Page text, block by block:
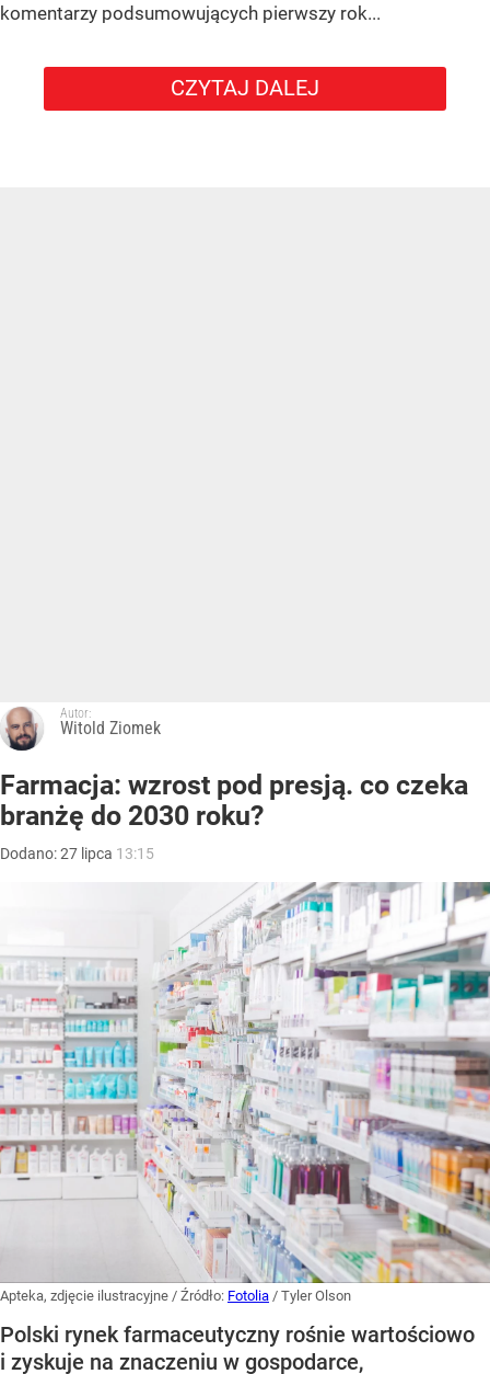
komentarzy podsumowujących pierwszy rok...
CZYTAJ DALEJ
Autor:
Witold Ziomek
Farmacja: wzrost pod presją. co czeka
branżę do 2030 roku?
Dodano:27 lipca 13:15
Apteka, zdjęcie ilustracyjne / Źródło: Fotolia / Tyler Olson
Polski rynek farmaceutyczny rośnie wartościowo
i zyskuje na znaczeniu w gospodarce,